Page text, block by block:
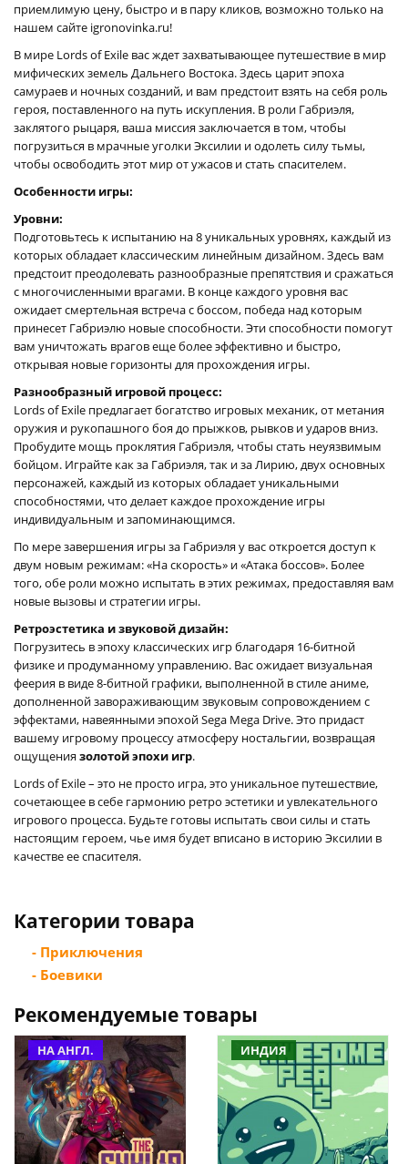
приемлимую цену, быстро и в пару кликов, возможно только на
нашем сайте igronovinka.ru!
В мире Lords of Exile вас ждет захватывающее путешествие в мир
мифических земель Дальнего Востока. Здесь царит эпоха
самураев и ночных созданий, и вам предстоит взять на себя роль
героя, поставленного на путь искупления. В роли Габриэля,
заклятого рыцаря, ваша миссия заключается в том, чтобы
погрузиться в мрачные уголки Эксилии и одолеть силу тьмы,
чтобы освободить этот мир от ужасов и стать спасителем.
Особенности игры:
Уровни:
Подготовьтесь к испытанию на 8 уникальных уровнях, каждый из
которых обладает классическим линейным дизайном. Здесь вам
предстоит преодолевать разнообразные препятствия и сражаться
с многочисленными врагами. В конце каждого уровня вас
ожидает смертельная встреча с боссом, победа над которым
принесет Габриэлю новые способности. Эти способности помогут
вам уничтожать врагов еще более эффективно и быстро,
открывая новые горизонты для прохождения игры.
Разнообразный игровой процесс:
Lords of Exile предлагает богатство игровых механик, от метания
оружия и рукопашного боя до прыжков, рывков и ударов вниз.
Пробудите мощь проклятия Габриэля, чтобы стать неуязвимым
бойцом. Играйте как за Габриэля, так и за Лирию, двух основных
персонажей, каждый из которых обладает уникальными
способностями, что делает каждое прохождение игры
индивидуальным и запоминающимся.
По мере завершения игры за Габриэля у вас откроется доступ к
двум новым режимам: «На скорость» и «Атака боссов». Более
того, обе роли можно испытать в этих режимах, предоставляя вам
новые вызовы и стратегии игры.
Ретроэстетика и звуковой дизайн:
Погрузитесь в эпоху классических игр благодаря 16-битной
физике и продуманному управлению. Вас ожидает визуальная
феерия в виде 8-битной графики, выполненной в стиле аниме,
дополненной завораживающим звуковым сопровождением с
эффектами, навеянными эпохой Sega Mega Drive. Это придаст
вашему игровому процессу атмосферу ностальгии, возвращая
ощущения золотой эпохи игр.
Lords of Exile – это не просто игра, это уникальное путешествие,
сочетающее в себе гармонию ретро эстетики и увлекательного
игрового процесса. Будьте готовы испытать свои силы и стать
настоящим героем, чье имя будет вписано в историю Эксилии в
качестве ее спасителя.
Категории товара
- Приключения
- Боевики
Рекомендуемые товары
НА АНГЛ. ИНДИЯ